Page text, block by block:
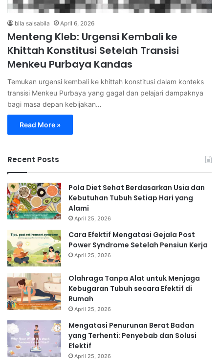
bila salsabila April 6, 2026
Menteng Kleb: Urgensi Kembali ke
Khittah Konstitusi Setelah Transisi
Menkeu Purbaya Kandas
Temukan urgensi kembali ke khittah konstitusi dalam konteks
transisi Menkeu Purbaya yang gagal dan pelajari dampaknya
bagi masa depan kebijakan…
Read More »
Recent Posts
Pola Diet Sehat Berdasarkan Usia dan
Kebutuhan Tubuh Setiap Hari yang
Alami
April 25, 2026
Cara Efektif Mengatasi Gejala Post
Power Syndrome Setelah Pensiun Kerja
April 25, 2026
Olahraga Tanpa Alat untuk Menjaga
Kebugaran Tubuh secara Efektif di
Rumah
April 25, 2026
Mengatasi Penurunan Berat Badan
yang Terhenti: Penyebab dan Solusi
Efektif
April 25, 2026